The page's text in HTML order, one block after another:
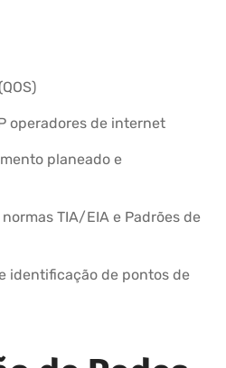
operadores de internet
planeado e
TIA/EIA e Padrões de
identificação de pontos de